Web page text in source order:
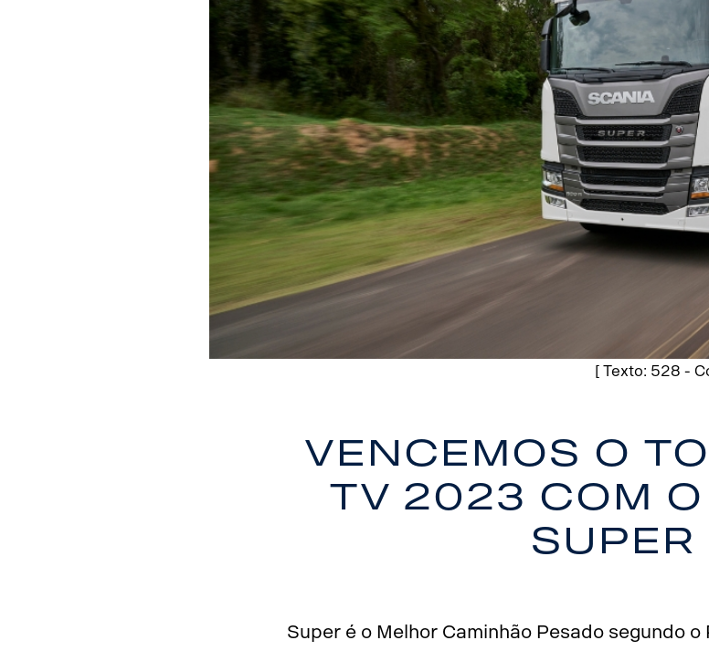
[ Texto: 528 -
Vencemos o
TV 2023 com
Super
Super é o Melhor Caminhão Pesado segundo